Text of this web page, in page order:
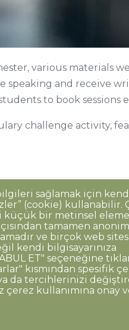
various materials
speaking and receive
to book sessions
challenge activity,
sağlamak için
(cookie) kullanabilir.
küçük bir metinsel
tamamen
ve birçok web
kendi bilgisayarınıza
ET" seçeneğine
kısmından spesifik
da tercihlerinizi
kullanımına onay
Verilerin Korunması
Caddesi No:48 06420, Kolej
TED
Üniversitesi
WhatsApp